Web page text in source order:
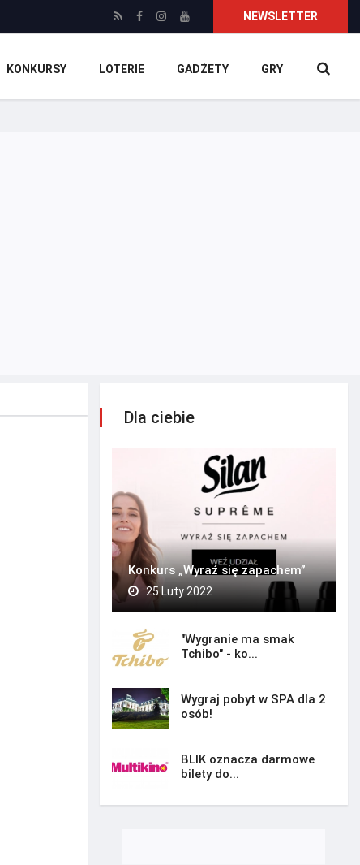
NEWSLETTER
KONKURSY LOTERIE GADŻETY GRY
Dla ciebie
Konkurs „Wyraź się zapachem”
25 Luty 2022
"Wygranie ma smak
Tchibo" - ko...
Wygraj pobyt w SPA dla 2
osób!
BLIK oznacza darmowe
bilety do...